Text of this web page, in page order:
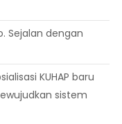
Sejalan dengan
KUHAP baru
sistem